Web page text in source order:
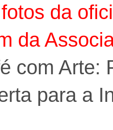
da
da
com Arte:
para a